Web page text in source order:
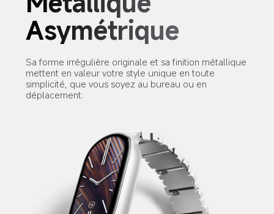
Asymétrique
Sa forme irrégulière originale et sa finition métallique
mettent en valeur votre style unique en toute
simplicité, que vous soyez au bureau ou en
déplacement.